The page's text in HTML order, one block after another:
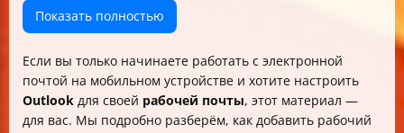
4. Частые проблемы при настройке и их решение
Таблица: Основные серверные настройки для
Итоговые рекомендации
Показать полностью
Если вы только начинаете работать с электронной
почтой на мобильном устройстве и хотите настроить
Outlook для своей рабочей почты, этот материал —
для вас. Мы подробно разберём, как добавить рабочий